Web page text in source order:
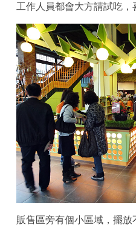
工作人員都會大方請試吃，
販售區旁有個小區域，擺